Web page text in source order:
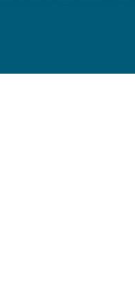
Werbung
weiteren Daten